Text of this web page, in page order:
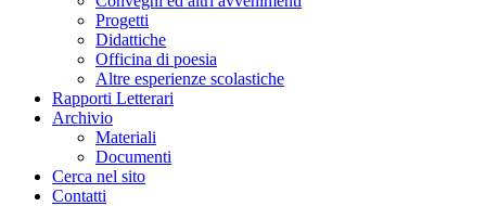
Progetti
Didattiche
Officina di poesia
Altre esperienze scolastiche
Rapporti Letterari
Archivio
Materiali
Documenti
Cerca nel sito
Contatti